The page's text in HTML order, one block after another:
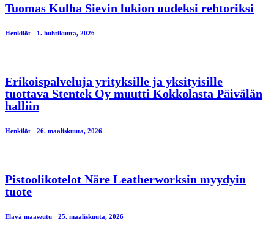
Tuomas Kulha Sievin lukion uudeksi rehtoriksi
Henkilöt 1. huhtikuuta, 2026
Erikoispalveluja yrityksille ja yksityisille
tuottava Stentek Oy muutti Kokkolasta Päivälän
halliin
Henkilöt 26. maaliskuuta, 2026
Pistoolikotelot Näre Leatherworksin myydyin
tuote
Elävä maaseutu 25. maaliskuuta, 2026